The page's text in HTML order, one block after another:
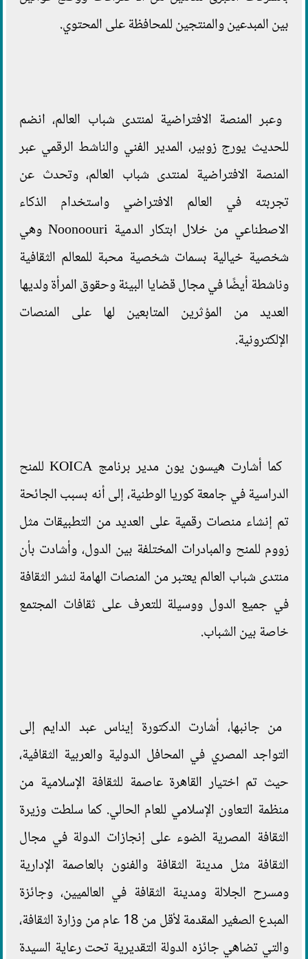
بين المبدعين والمنتجين للمحافظة على المحتوي.
وعبر المنصة الافتراضية لمنتدى شباب العالم، انضم
للحديث يورج زوبير، المدير الفني والناشط الرقمي عبر
المنصة الافتراضية لمنتدى شباب العالم، وتحدث عن
تجربته في العالم الافتراضي واستخدام الذكاء
الاصطناعي من خلال ابتكار الدمية Noonoouri وهي
شخصية خيالية بسمات شخصية محبة للمعالم الثقافية
وناشطة أيضًا في مجال قضايا البيئة وحقوق المرأة ولديها
العديد من المؤثرين المتابعين لها على المنصات
الإلكترونية.
كما أشارت هيسون يون مدير برنامج KOICA للمنح
الدراسية في جامعة كوريا الوطنية، إلى أنه بسبب الجائحة
تم إنشاء منصات رقمية على العديد من التطبيقات مثل
زووم للمنح والمبادرات المختلفة بين الدول، وأشادت بأن
منتدى شباب العالم يعتبر من المنصات الهامة لنشر الثقافة
في جميع الدول ووسيلة للتعرف على ثقافات المجتمع
خاصة بين الشباب.
من جانبها، أشارت الدكتورة إيناس عبد الدايم إلى
التواجد المصري في المحافل الدولية والعربية الثقافية،
حيث تم اختيار القاهرة عاصمة للثقافة الإسلامية من
منظمة التعاون الإسلامي للعام الحالي. كما سلطت وزيرة
الثقافة المصرية الضوء على إنجازات الدولة في مجال
الثقافة مثل مدينة الثقافة والفنون بالعاصمة الإدارية
ومسرح الجلالة ومدينة الثقافة في العالميين، وجائزة
المبدع الصغير المقدمة لأقل من 18 عام من وزارة الثقافة،
والتي تضاهي جائزه الدولة التقديرية تحت رعاية السيدة